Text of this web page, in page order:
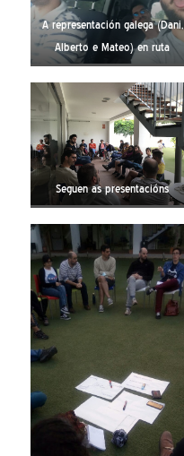
A representación galega (Dani,
Alberto e Mateo) en ruta
Seguen as presentacións